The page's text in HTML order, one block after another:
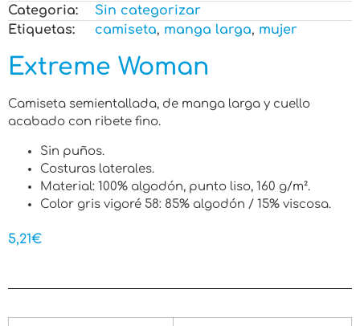
Categoria:
Sin categorizar
Etiquetas:
camiseta, manga larga, mujer
Extreme Woman
Camiseta semientallada, de manga larga y cuello
acabado con ribete fino.
Sin puños.
Costuras laterales.
Material: 100% algodón, punto liso, 160 g/m².
Color gris vigoré 58: 85% algodón / 15% viscosa.
5,21€